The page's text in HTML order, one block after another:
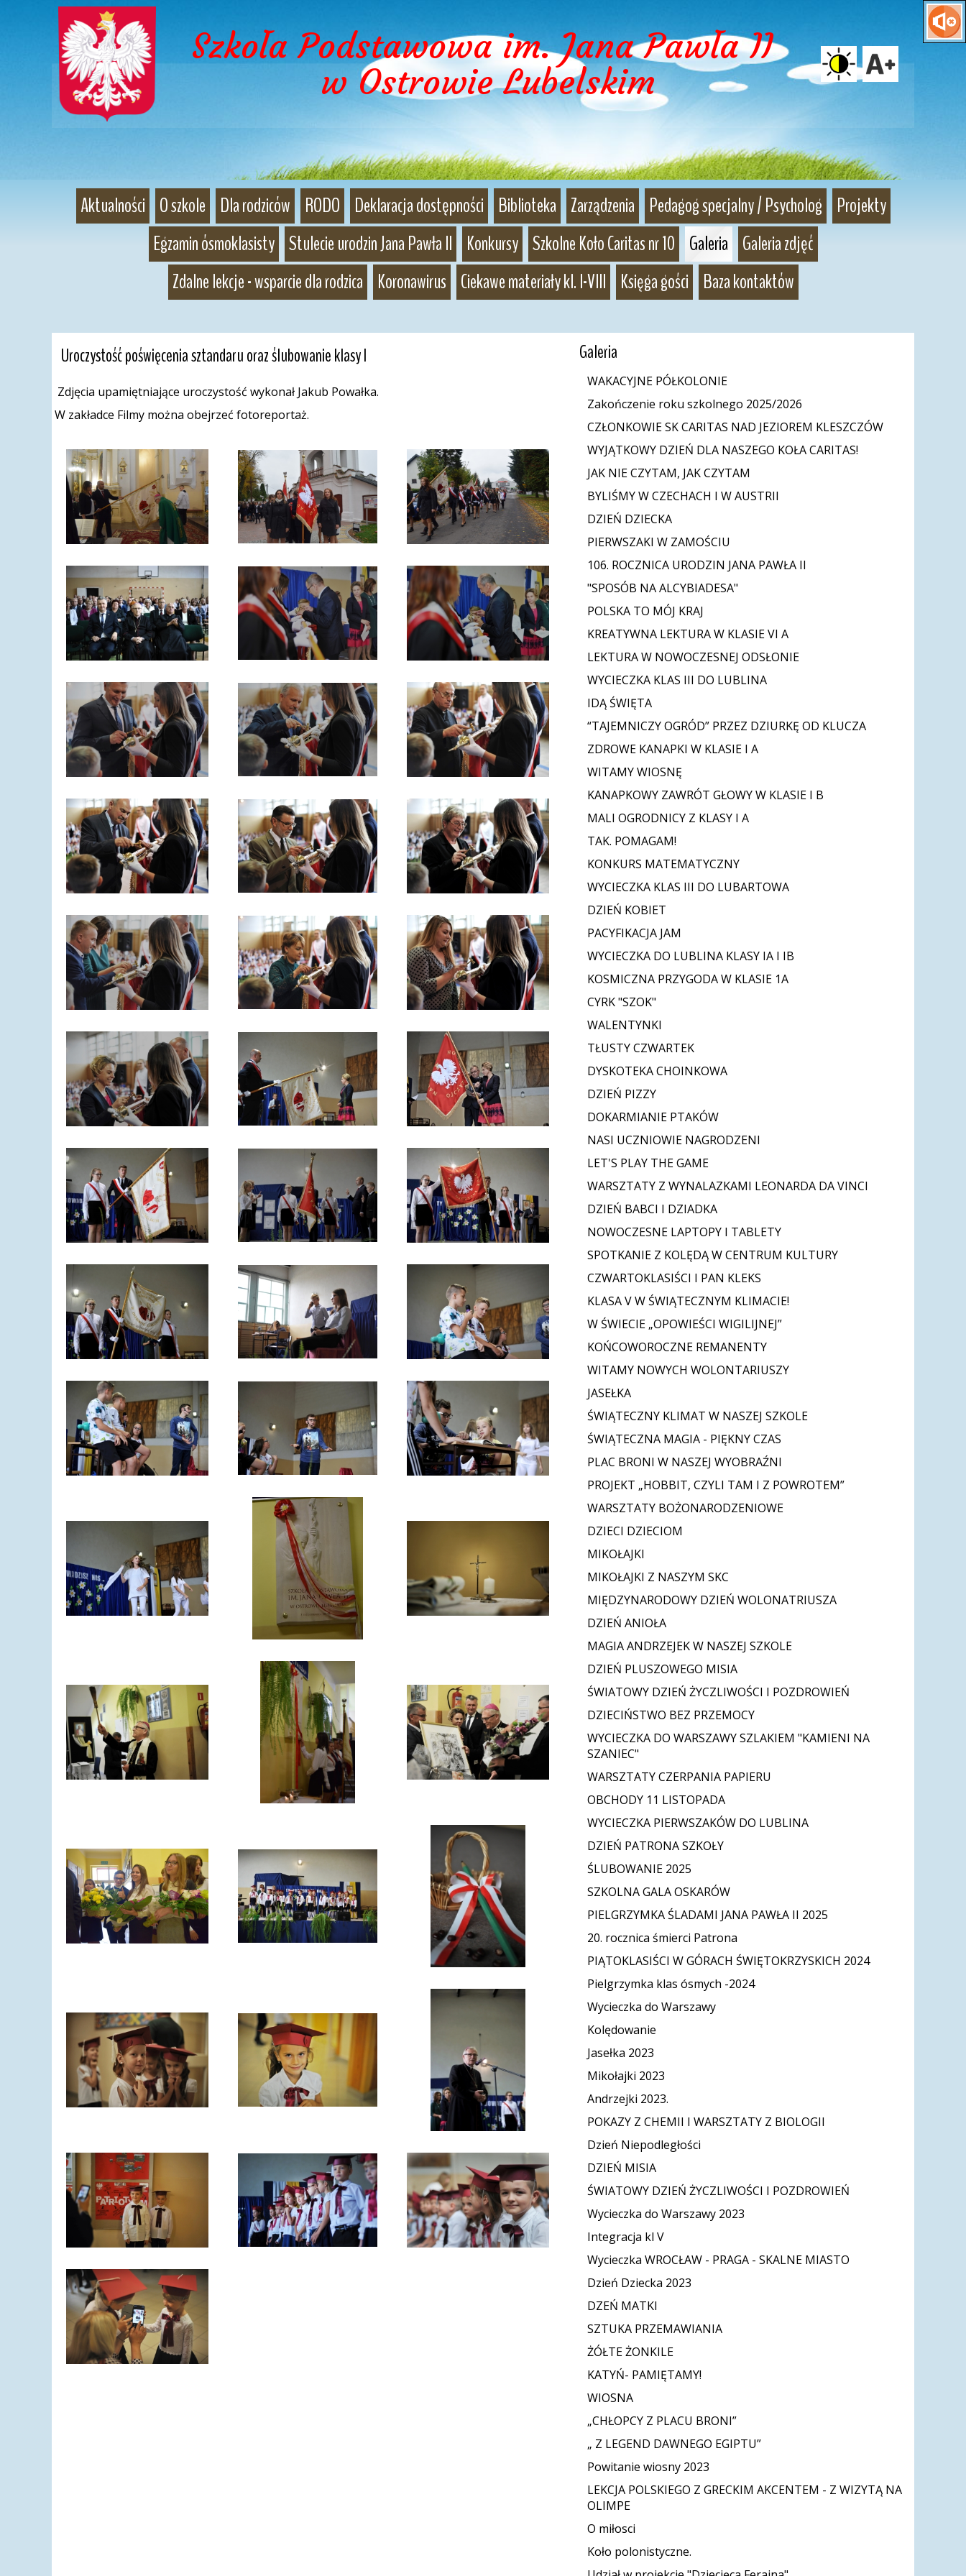
Szkoła Podstawowa im. Jana Pawła II
w Ostrowie Lubelskim
Aktualności O szkole Dla rodziców RODO Deklaracja dostępności Biblioteka Zarządzenia Pedagog specjalny / Psycholog
Projekty
Egzamin ósmoklasisty Stulecie urodzin Jana Pawła II Konkursy Szkolne Koło Caritas nr 10 Galeria Galeria zdjęć
Zdalne lekcje - wsparcie dla rodzica
Koronawirus Ciekawe materiały kl. I-VIII Księga gości Baza kontaktów
Uroczystość poświęcenia sztandaru oraz ślubowanie klasy I
Zdjęcia upamiętniające uroczystość wykonał Jakub Powałka.
W zakładce Filmy można obejrzeć fotoreportaż.
Galeria
WAKACYJNE PÓŁKOLONIE
Zakończenie roku szkolnego 2025/2026
CZŁONKOWIE SK CARITAS NAD JEZIOREM KLESZCZÓW
WYJĄTKOWY DZIEŃ DLA NASZEGO KOŁA CARITAS!
JAK NIE CZYTAM, JAK CZYTAM
BYLIŚMY W CZECHACH I W AUSTRII
DZIEŃ DZIECKA
PIERWSZAKI W ZAMOŚCIU
106. ROCZNICA URODZIN JANA PAWŁA II
"SPOSÓB NA ALCYBIADESA"
POLSKA TO MÓJ KRAJ
KREATYWNA LEKTURA W KLASIE VI A
LEKTURA W NOWOCZESNEJ ODSŁONIE
WYCIECZKA KLAS III DO LUBLINA
IDĄ ŚWIĘTA
“TAJEMNICZY OGRÓD” PRZEZ DZIURKĘ OD KLUCZA
ZDROWE KANAPKI W KLASIE I A
WITAMY WIOSNĘ
KANAPKOWY ZAWRÓT GŁOWY W KLASIE I B
MALI OGRODNICY Z KLASY I A
TAK. POMAGAM!
KONKURS MATEMATYCZNY
WYCIECZKA KLAS III DO LUBARTOWA
DZIEŃ KOBIET
PACYFIKACJA JAM
WYCIECZKA DO LUBLINA KLASY IA I IB
KOSMICZNA PRZYGODA W KLASIE 1A
CYRK "SZOK"
WALENTYNKI
TŁUSTY CZWARTEK
DYSKOTEKA CHOINKOWA
DZIEŃ PIZZY
DOKARMIANIE PTAKÓW
NASI UCZNIOWIE NAGRODZENI
LET'S PLAY THE GAME
WARSZTATY Z WYNALAZKAMI LEONARDA DA VINCI
DZIEŃ BABCI I DZIADKA
NOWOCZESNE LAPTOPY I TABLETY
SPOTKANIE Z KOLĘDĄ W CENTRUM KULTURY
CZWARTOKLASIŚCI I PAN KLEKS
KLASA V W ŚWIĄTECZNYM KLIMACIE!
W ŚWIECIE „OPOWIEŚCI WIGILIJNEJ”
KOŃCOWOROCZNE REMANENTY
WITAMY NOWYCH WOLONTARIUSZY
JASEŁKA
ŚWIĄTECZNY KLIMAT W NASZEJ SZKOLE
ŚWIĄTECZNA MAGIA - PIĘKNY CZAS
PLAC BRONI W NASZEJ WYOBRAŹNI
PROJEKT „HOBBIT, CZYLI TAM I Z POWROTEM”
WARSZTATY BOŻONARODZENIOWE
DZIECI DZIECIOM
MIKOŁAJKI
MIKOŁAJKI Z NASZYM SKC
MIĘDZYNARODOWY DZIEŃ WOLONATRIUSZA
DZIEŃ ANIOŁA
MAGIA ANDRZEJEK W NASZEJ SZKOLE
DZIEŃ PLUSZOWEGO MISIA
ŚWIATOWY DZIEŃ ŻYCZLIWOŚCI I POZDROWIEŃ
DZIECIŃSTWO BEZ PRZEMOCY
WYCIECZKA DO WARSZAWY SZLAKIEM "KAMIENI NA
SZANIEC"
WARSZTATY CZERPANIA PAPIERU
OBCHODY 11 LISTOPADA
WYCIECZKA PIERWSZAKÓW DO LUBLINA
DZIEŃ PATRONA SZKOŁY
ŚLUBOWANIE 2025
SZKOLNA GALA OSKARÓW
PIELGRZYMKA ŚLADAMI JANA PAWŁA II 2025
20. rocznica śmierci Patrona
PIĄTOKLASIŚCI W GÓRACH ŚWIĘTOKRZYSKICH 2024
Pielgrzymka klas ósmych -2024
Wycieczka do Warszawy
Kolędowanie
Jasełka 2023
Mikołajki 2023
Andrzejki 2023.
POKAZY Z CHEMII I WARSZTATY Z BIOLOGII
Dzień Niepodległości
DZIEŃ MISIA
ŚWIATOWY DZIEŃ ŻYCZLIWOŚCI I POZDROWIEŃ
Wycieczka do Warszawy 2023
Integracja kl V
Wycieczka WROCŁAW - PRAGA - SKALNE MIASTO
Dzień Dziecka 2023
DZEŃ MATKI
SZTUKA PRZEMAWIANIA
ŻÓŁTE ŻONKILE
KATYŃ- PAMIĘTAMY!
WIOSNA
„CHŁOPCY Z PLACU BRONI”
„ Z LEGEND DAWNEGO EGIPTU”
Powitanie wiosny 2023
LEKCJA POLSKIEGO Z GRECKIM AKCENTEM - Z WIZYTĄ NA
OLIMPE
O miłosci
Koło polonistyczne.